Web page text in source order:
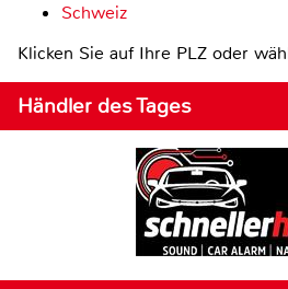
Schweiz
Klicken Sie auf Ihre PLZ oder
Händler des Tages